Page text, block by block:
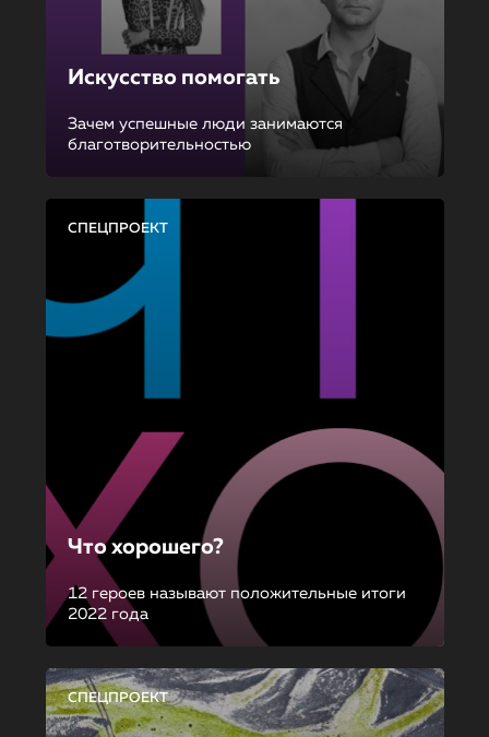
Искусство помогать
Зачем успешные люди занимаются
благотворительностью
СПЕЦПРОЕКТ
Что хорошего?
12 героев называют положительные итоги
2022 года
СПЕЦПРОЕКТ